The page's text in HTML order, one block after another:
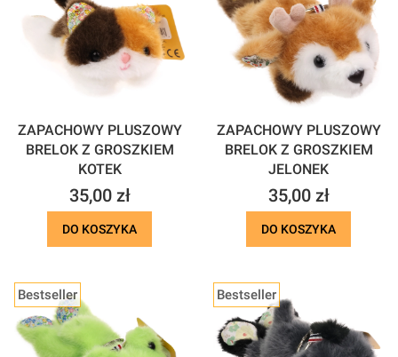
ZAPACHOWY PLUSZOWY
BRELOK Z GROSZKIEM
KOTEK
Cena
35,00 zł
DO KOSZYKA
ZAPACHOWY PLUSZOWY
BRELOK Z GROSZKIEM
JELONEK
Cena
35,00 zł
DO KOSZYKA
Bestseller Bestseller